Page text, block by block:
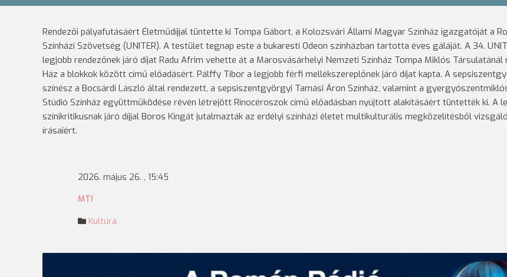
Rendezői pályafutásáért Életműdíjjal tüntette ki Tompa Gábort, a Kolozsvári Állami Magyar Színház igazgatóját a
Színházi Szövetség (UNITER). A testület tegnap este a bukaresti Odeon színházban tartotta éves gáláját. A 34.
legjobb rendezőnek járó díjat Radu Afrim vehette át a Marosvásárhelyi Nemzeti Színház Tompa Miklós Társulatánál
Ház a blokkok között című előadásért. Pálffy Tibor a legjobb férfi mellékszereplőnek járó díjat kapta. A
színész a Bocsárdi László által rendezett, a sepsiszentgyörgyi Tamási Áron Színház, valamint a
Stúdió Színház együttműködése révén létrejött Rinocéroszok című előadásban nyújtott alakításáért tüntették ki. A
színikritikusnak járó díjjal Boros Kingát jutalmazták az erdélyi színházi életet multikulturális megközelítésből
írásaiért.
2026. május 26. , 15:45
MTI
Kultúra